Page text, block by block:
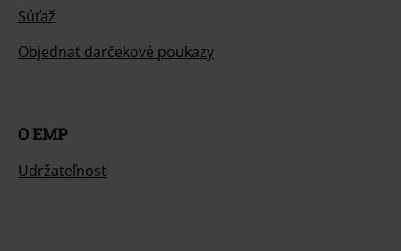
Súťaž
Objednať darčekové poukazy
O EMP
Udržateľnosť